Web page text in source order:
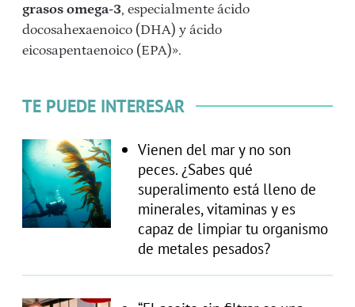
grasos omega-3, especialmente ácido
docosahexaenoico (DHA) y ácido
eicosapentaenoico (EPA)».
TE PUEDE INTERESAR
Vienen del mar y no son
peces. ¿Sabes qué
superalimento está lleno de
minerales, vitaminas y es
capaz de limpiar tu organismo
de metales pesados?